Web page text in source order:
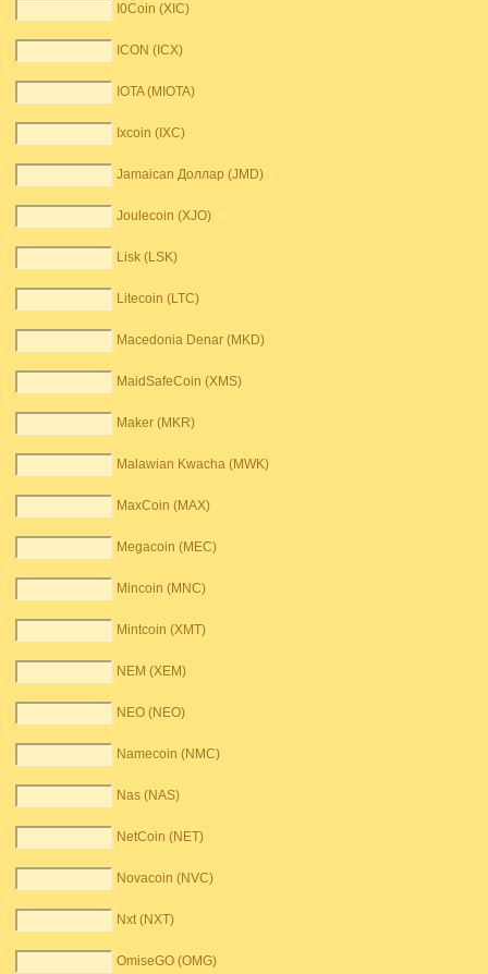
I0Coin (XIC)
ICON (ICX)
IOTA (MIOTA)
Ixcoin (IXC)
Jamaican Доллар (JMD)
Joulecoin (XJO)
Lisk (LSK)
Litecoin (LTC)
Macedonia Denar (MKD)
MaidSafeCoin (XMS)
Maker (MKR)
Malawian Kwacha (MWK)
MaxCoin (MAX)
Megacoin (MEC)
Mincoin (MNC)
Mintcoin (XMT)
NEM (XEM)
NEO (NEO)
Namecoin (NMC)
Nas (NAS)
NetCoin (NET)
Novacoin (NVC)
Nxt (NXT)
OmiseGO (OMG)